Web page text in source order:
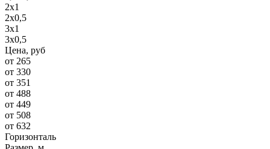
2х1
2х0,5
3х1
3х0,5
Цена, руб
от 265
от 330
от 351
от 488
от 449
от 508
от 632
Горизонталь